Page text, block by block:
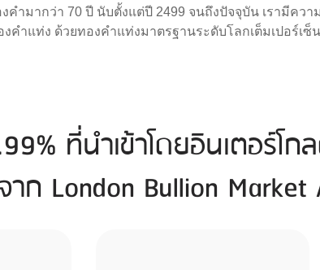
คำมากว่า 70 ปี นับตั้งแต่ปี 2499 จนถึงปัจจุบัน เรามีค
แท่ง ด้วยทองคำแท่งมาตรฐานระดับโลกเต็มเปอร์เซ็
ที่นำเข้าโดยอินเตอร์โก
ก London Bullion Market